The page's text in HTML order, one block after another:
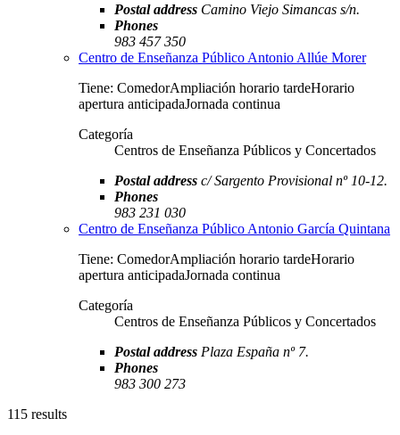
Postal address Camino Viejo Simancas s/n.
Phones
983 457 350
Centro de Enseñanza Público Antonio Allúe Morer
Tiene: ComedorAmpliación horario tardeHorario
apertura anticipadaJornada continua
Categoría
Centros de Enseñanza Públicos y Concertados
Postal address c/ Sargento Provisional nº 10-12.
Phones
983 231 030
Centro de Enseñanza Público Antonio García Quintana
Tiene: ComedorAmpliación horario tardeHorario
apertura anticipadaJornada continua
Categoría
Centros de Enseñanza Públicos y Concertados
Postal address Plaza España nº 7.
Phones
983 300 273
115 results